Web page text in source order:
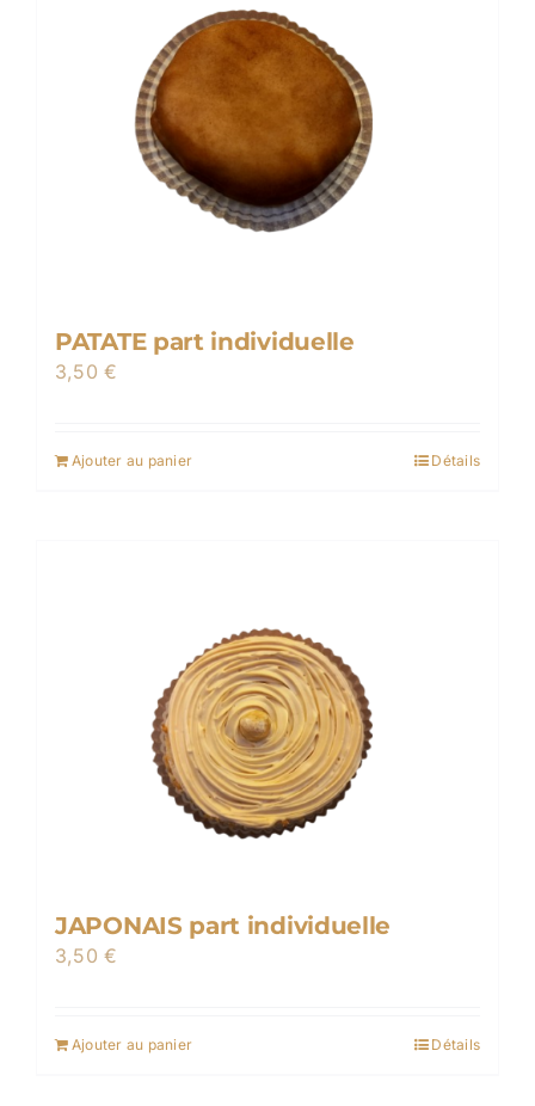
PATATE part individuelle
3,50€
Ajouter au panier Détails
JAPONAIS part individuelle
3,50€
Ajouter au panier Détails